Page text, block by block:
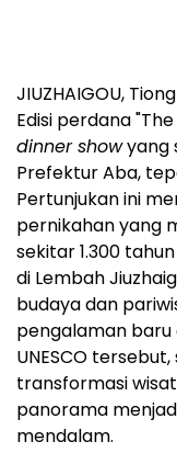
JIUZHAIGOU,
Edisi perdana
dinner showyang
Prefektur Aba,
Pertunjukan ini
pernikahan yang
sekitar 1.300
di Lembah
budaya dan
pengalaman baru
UNESCO
transformasi
panorama
mendalam.